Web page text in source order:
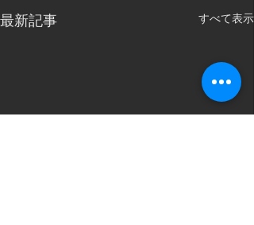
最新記事 すべて表示